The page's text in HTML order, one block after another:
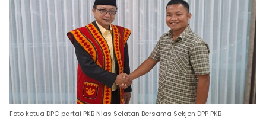
Foto ketua DPC partai PKB Nias Selatan Bersama Sekjen DPP PKB